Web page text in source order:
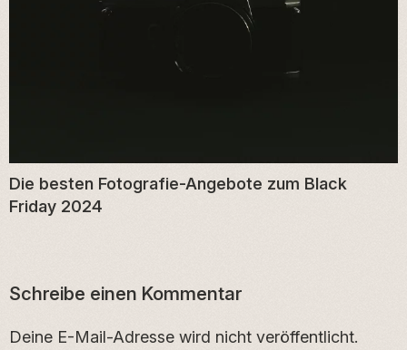
Die besten Fotografie-Angebote zum Black
Friday 2024
Schreibe einen Kommentar
Deine E-Mail-Adresse wird nicht veröffentlicht.